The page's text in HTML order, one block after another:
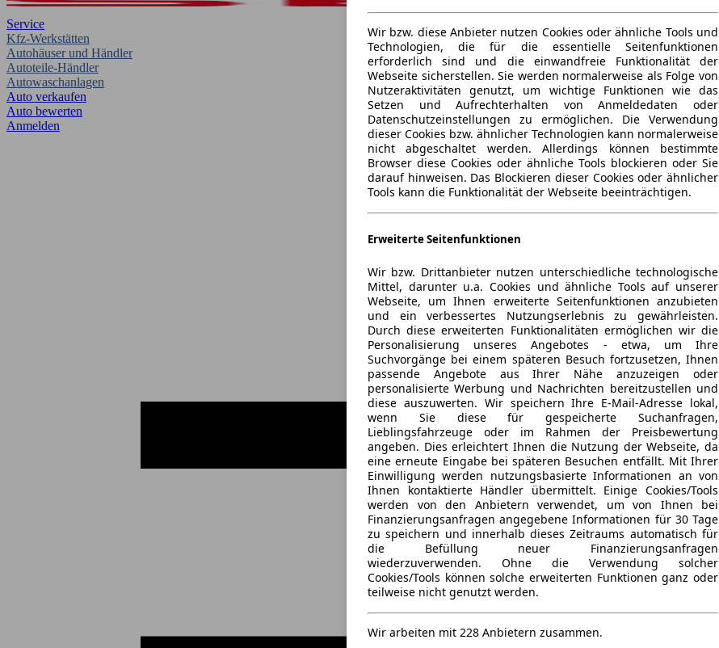
Service
Kfz-Werkstätten
Autohäuser und Händler
Autoteile-Händler
Autowaschanlagen
Auto verkaufen
Auto bewerten
Anmelden
Wir bzw. diese Anbieter nutzen Cookies oder ähnliche Tools und
Technologien, die für die essentielle Seitenfunktionen
erforderlich sind und die einwandfreie Funktionalität der
Webseite sicherstellen. Sie werden normalerweise als Folge von
Nutzeraktivitäten genutzt, um wichtige Funktionen wie das
Setzen und Aufrechterhalten von Anmeldedaten oder
Datenschutzeinstellungen zu ermöglichen. Die Verwendung
dieser Cookies bzw. ähnlicher Technologien kann normalerweise
nicht abgeschaltet werden. Allerdings können bestimmte
Browser diese Cookies oder ähnliche Tools blockieren oder Sie
darauf hinweisen. Das Blockieren dieser Cookies oder ähnlicher
Tools kann die Funktionalität der Webseite beeinträchtigen.
Erweiterte Seitenfunktionen
Wir bzw. Drittanbieter nutzen unterschiedliche technologische
Mittel, darunter u.a. Cookies und ähnliche Tools auf unserer
Webseite, um Ihnen erweiterte Seitenfunktionen anzubieten
und ein verbessertes Nutzungserlebnis zu gewährleisten.
Durch diese erweiterten Funktionalitäten ermöglichen wir die
Personalisierung unseres Angebotes - etwa, um Ihre
Suchvorgänge bei einem späteren Besuch fortzusetzen, Ihnen
passende Angebote aus Ihrer Nähe anzuzeigen oder
personalisierte Werbung und Nachrichten bereitzustellen und
diese auszuwerten. Wir speichern Ihre E-Mail-Adresse lokal,
wenn Sie diese für gespeicherte Suchanfragen,
Lieblingsfahrzeuge oder im Rahmen der Preisbewertung
angeben. Dies erleichtert Ihnen die Nutzung der Webseite, da
eine erneute Eingabe bei späteren Besuchen entfällt. Mit Ihrer
Einwilligung werden nutzungsbasierte Informationen an von
Ihnen kontaktierte Händler übermittelt. Einige Cookies/Tools
werden von den Anbietern verwendet, um von Ihnen bei
Finanzierungsanfragen angegebene Informationen für 30 Tage
zu speichern und innerhalb dieses Zeitraums automatisch für
die Befüllung neuer Finanzierungsanfragen
wiederzuverwenden. Ohne die Verwendung solcher
Cookies/Tools können solche erweiterten Funktionen ganz oder
teilweise nicht genutzt werden.
Wir arbeiten mit 228 Anbietern zusammen.